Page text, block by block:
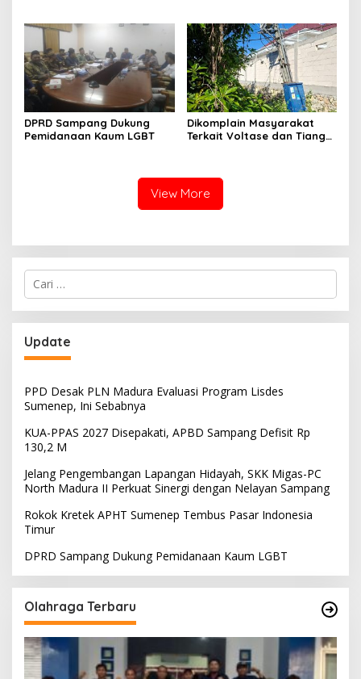
Nelayan Sampang
DPRD Sampang Dukung
Pemidanaan Kaum LGBT
Dikomplain Masyarakat
Terkait Voltase dan Tiang
View More
Cari
untuk:
Update
PPD Desak PLN Madura Evaluasi Program Lisdes
Sumenep, Ini Sebabnya
KUA-PPAS 2027 Disepakati, APBD Sampang Defisit Rp
130,2 M
Jelang Pengembangan Lapangan Hidayah, SKK Migas-PC
North Madura II Perkuat Sinergi dengan Nelayan Sampang
Rokok Kretek APHT Sumenep Tembus Pasar Indonesia
Timur
DPRD Sampang Dukung Pemidanaan Kaum LGBT
Olahraga Terbaru